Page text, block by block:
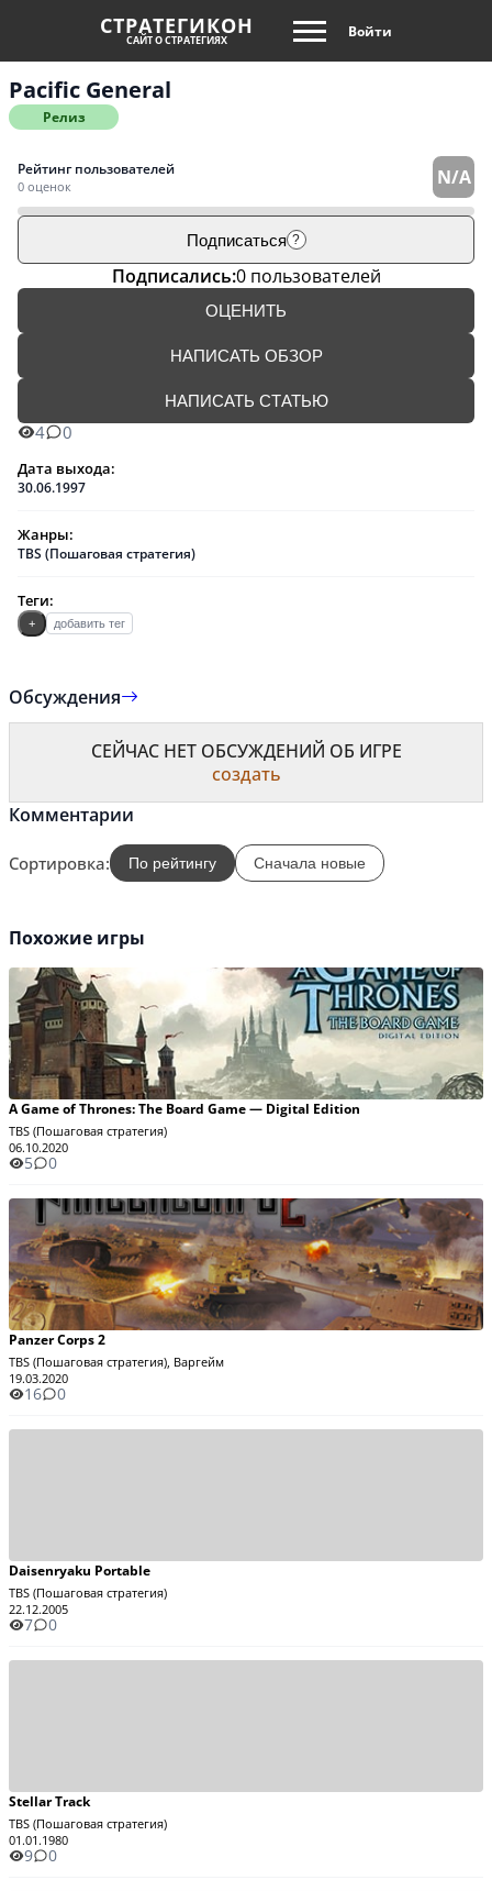
СТРАТЕГИКОН
САЙТ О СТРАТЕГИЯХ Войти
Pacific General
Релиз
Рейтинг пользователей
0 оценок N/A
Подписаться ?
Подписались:0 пользователей
ОЦЕНИТЬ
НАПИСАТЬ ОБЗОР
НАПИСАТЬ СТАТЬЮ
4 0
Дата выхода:
30.06.1997
Жанры:
TBS (Пошаговая стратегия)
Теги:
+ добавить тег
Обсуждения
СЕЙЧАС НЕТ ОБСУЖДЕНИЙ ОБ ИГРЕ
создать
Комментарии
Сортировка: По рейтингу Сначала новые
Похожие игры
A Game of Thrones: The Board Game — Digital Edition
TBS (Пошаговая стратегия)
06.10.2020
5 0
Panzer Corps 2
TBS (Пошаговая стратегия), Варгейм
19.03.2020
16 0
Daisenryaku Portable
TBS (Пошаговая стратегия)
22.12.2005
7 0
Stellar Track
TBS (Пошаговая стратегия)
01.01.1980
9 0